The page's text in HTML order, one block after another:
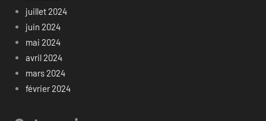
juillet 2024
juin 2024
mai 2024
avril 2024
mars 2024
février 2024